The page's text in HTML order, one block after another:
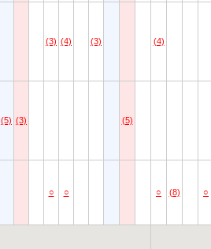
(3) (4) (3) (4)
(5) (3) (5)
○ ○ ○ (8) ○